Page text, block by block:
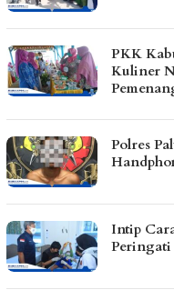
PKK
Kuliner
Polres
Intip
Peringati